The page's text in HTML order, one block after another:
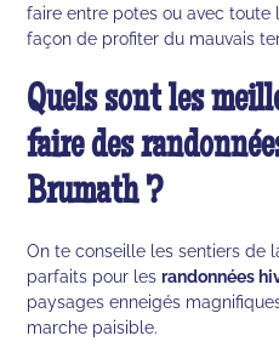
faire entre potes ou avec
façon de profiter du mauvais
Quels sont les
faire des
Brumath ?
On te conseille les sentiers de
parfaits pour lesrandonnées
paysages enneigés
marche paisible.